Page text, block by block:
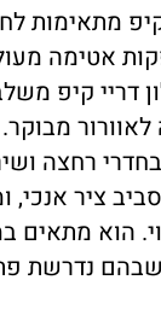
מתאימות
אטימה
דריי קיפ
רחצה
ציר אנכי,
הוא מתאים
שבהם נדרשת